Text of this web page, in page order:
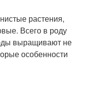
растения,
Всего в роду
выращивают не
особенности